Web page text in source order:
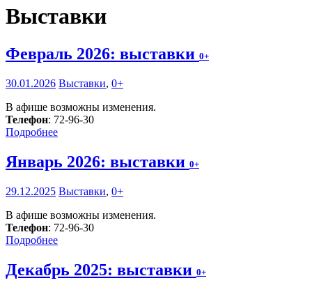
Выставки
Февраль 2026: выставки 0+
30.01.2026 Выставки, 0+
В афише возможны изменения.
Телефон: 72-96-30
Подробнее
Январь 2026: выставки 0+
29.12.2025 Выставки, 0+
В афише возможны изменения.
Телефон: 72-96-30
Подробнее
Декабрь 2025: выставки 0+